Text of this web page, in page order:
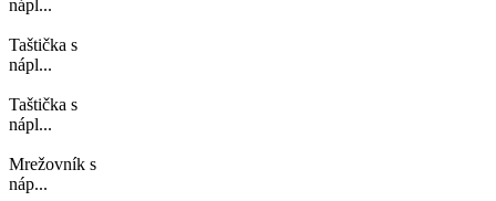
nápl...
Taštička s
nápl...
Taštička s
nápl...
Mrežovník s
náp...